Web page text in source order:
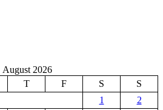
August 2026
T F S
S
1
2